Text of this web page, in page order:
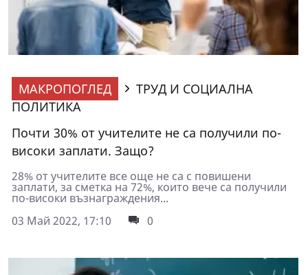
МАКРОПОГЛЕД
ТРУД И СОЦИАЛНА
ПОЛИТИКА
Почти 30% от учителите не са получили по-
високи заплати. Защо?
28% от учителите все още не са с повишени
заплати, за сметка на 72%, които вече са получили
по-високи възнаграждения...
03 Май 2022, 17:10
0